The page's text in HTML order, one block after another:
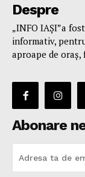
Despre
„INFO IAȘI”a
informativ,
aproape de
Abonare